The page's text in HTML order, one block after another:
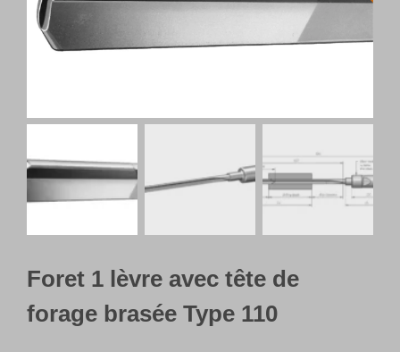
Foret 1 lèvre avec tête de
forage brasée Type 110